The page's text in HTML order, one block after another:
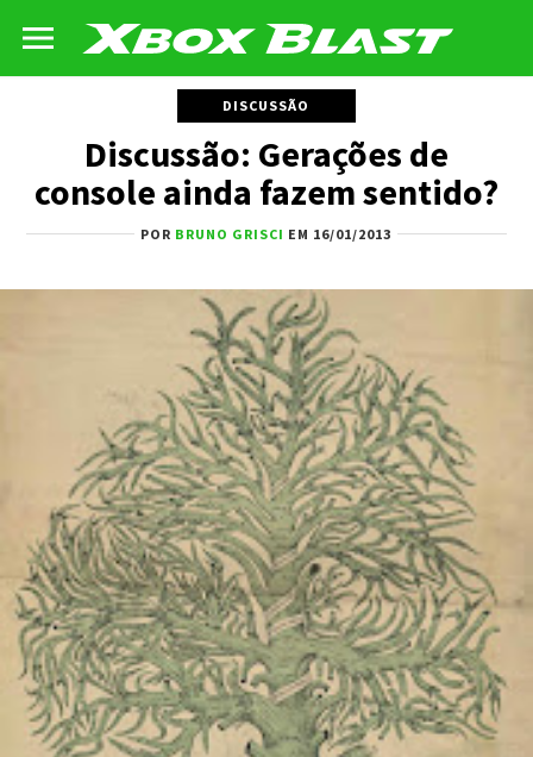
DISCUSSÃO
Discussão: Gerações de
console ainda fazem sentido?
POR BRUNO GRISCI EM 16/01/2013